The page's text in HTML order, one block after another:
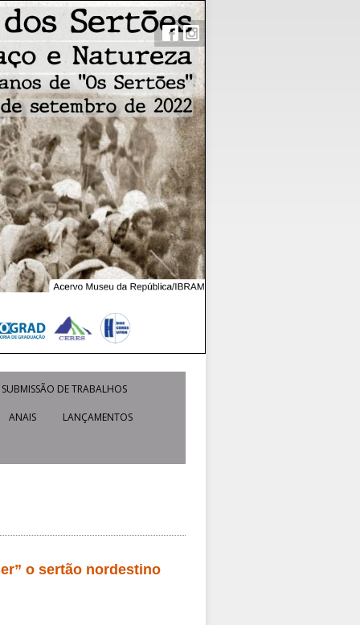
SUBMISSÃO DE TRABALHOS
ANAIS LANÇAMENTOS
o sertão nordestino